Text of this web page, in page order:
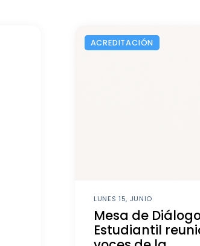
ACREDITACIÓN
LUNES 15, JUNIO
Mesa de
Estudiantil